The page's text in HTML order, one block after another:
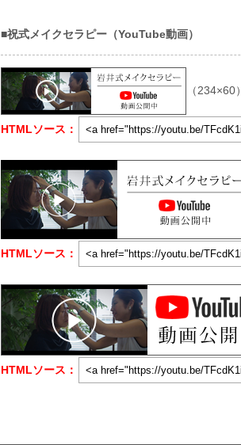
■祝式メイクセラピー（YouTube動画）
（234×60）
HTMLソース：
HTMLソース：
HTMLソース：